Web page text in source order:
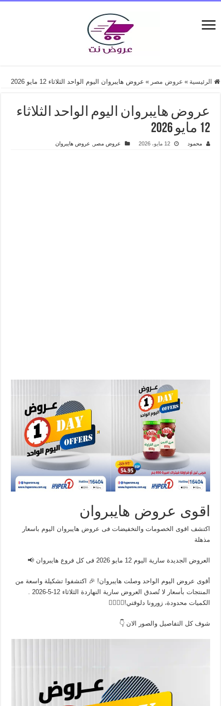
الرئيسية » عروض مصر » عروض هايبروان اليوم الواحد الثلاثاء 12 مايو 2026
عروض هايبروان اليوم الواحد الثلاثاء
12 مايو 2026
محمود 12 مايو، 2026 عروض مصر عروض هايبروان
اقوى عروض هايبروان
اكتشف اقوى الخصومات والتخفيضات فى عروض هايبروان اليوم باسعار
مذهلة
العروض الجديدة سارية اليوم 12 مايو 2026 فى كل فروع هايبروان 📢
أقوى عروض اليوم الواحد وصلت هايبروان! 🎉 اكتشفوا تشكيلة واسعة من
المنتجات بأسعار لا تُصدق العروض سارية النهاردة الثلاثاء 12-5-2026 .
الكميات محدودة، زورونا دلوقتي!🏃‍♂️🏃‍♀️
شوف كل التفاصيل والصور الان 👇